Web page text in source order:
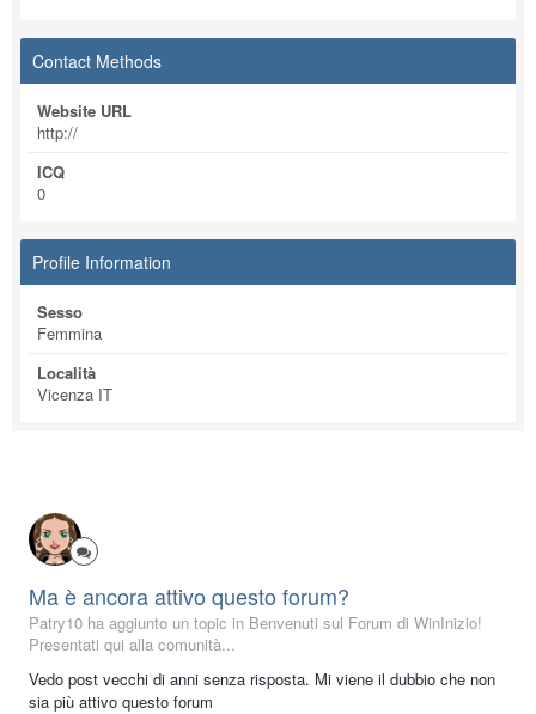
Contact Methods
Website URL
http://
ICQ
0
Profile Information
Sesso
Femmina
Località
Vicenza IT
Ma è ancora attivo questo forum?
Patry10 ha aggiunto un topic in Benvenuti sul Forum di WinInizio!
Presentati qui alla comunità...
Vedo post vecchi di anni senza risposta. Mi viene il dubbio che non
sia più attivo questo forum